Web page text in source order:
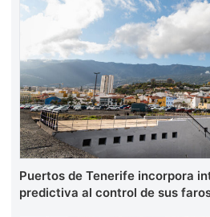
Puertos de Tenerife incorpora
predictiva al control de sus